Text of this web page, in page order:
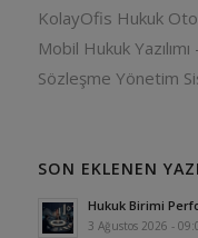
KolayOfis Hukuk
Mobil Hukuk
Sözleşme Yönetim
SON EKLENEN
Hukuk Birimi
3 Ağustos 2026 -